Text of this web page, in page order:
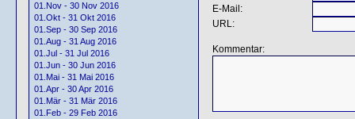
01.Nov - 30 Nov 2016
01.Okt - 31 Okt 2016
01.Sep - 30 Sep 2016
01.Aug - 31 Aug 2016
01.Jul - 31 Jul 2016
01.Jun - 30 Jun 2016
01.Mai - 31 Mai 2016
01.Apr - 30 Apr 2016
01.Mär - 31 Mär 2016
01.Feb - 29 Feb 2016
E-Mail:
URL:
Kommentar: